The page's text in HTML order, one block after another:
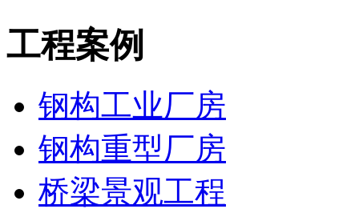
工程案例
钢构工业厂房
钢构重型厂房
桥梁景观工程